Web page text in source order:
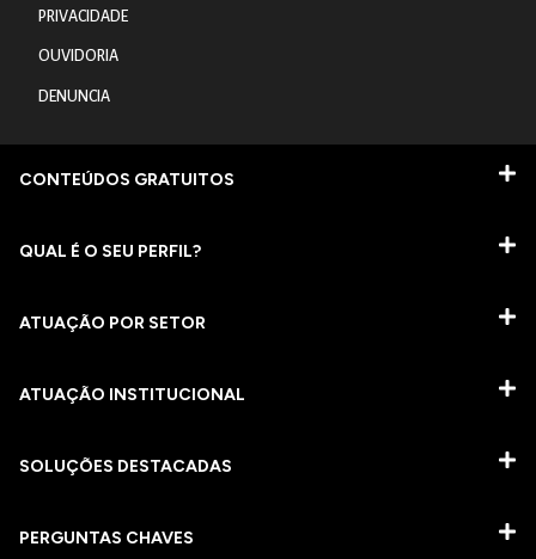
PRIVACIDADE
OUVIDORIA
DENUNCIA
CONTEÚDOS GRATUITOS
QUAL É O SEU PERFIL?
ATUAÇÃO POR SETOR
ATUAÇÃO INSTITUCIONAL
SOLUÇÕES DESTACADAS
PERGUNTAS CHAVES​